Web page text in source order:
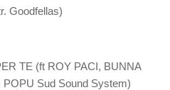
Goodfellas)
TE (ft ROY PACI, BUNNA
Sud Sound System)